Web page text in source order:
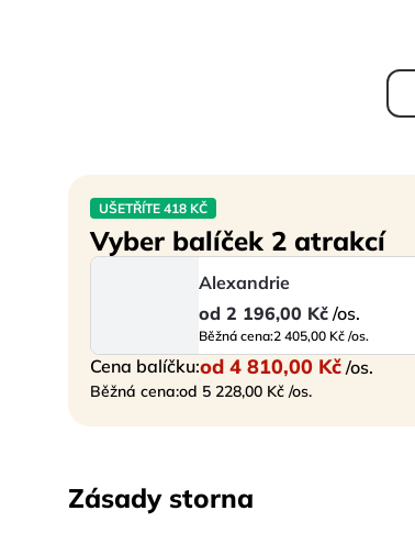
UŠETŘÍTE 418 KČ
Vyber balíček 2 atrakcí
Alexandrie
od 2 196,00 Kč /os.
Běžná cena:2 405,00 Kč /os.
Cena balíčku:od 4 810,00 Kč /os.
Běžná cena:od 5 228,00 Kč /os.
Zásady storna